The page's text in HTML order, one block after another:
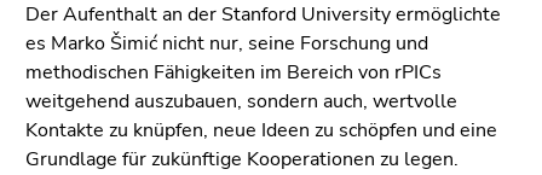
Der Aufenthalt an der Stanford University ermöglichte
es Marko Šimić nicht nur, seine Forschung und
methodischen Fähigkeiten im Bereich von rPICs
weitgehend auszubauen, sondern auch, wertvolle
Kontakte zu knüpfen, neue Ideen zu schöpfen und eine
Grundlage für zukünftige Kooperationen zu legen.